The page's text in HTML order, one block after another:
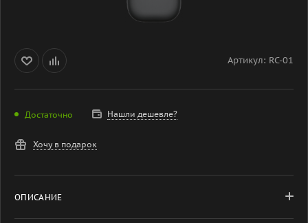
Артикул: RC-01
Достаточно Нашли дешевле?
Хочу в подарок
ОПИСАНИЕ